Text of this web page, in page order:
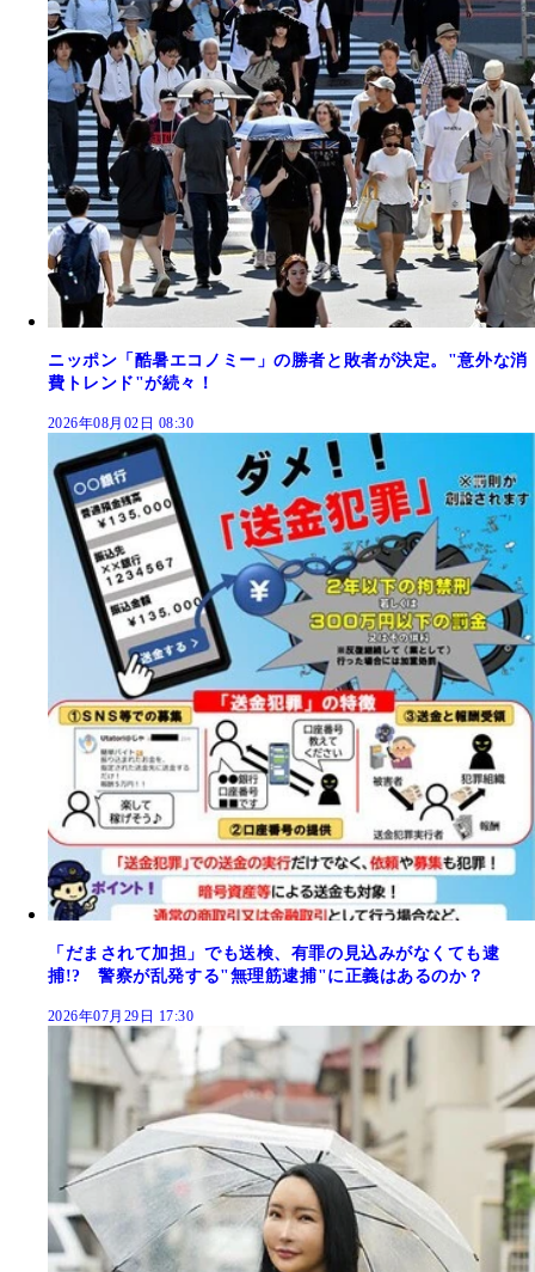
ニッポン「酷暑エコノミー」の勝者と敗者が決定。"意外な消
費トレンド"が続々！
2026年08月02日 08:30
「だまされて加担」でも送検、有罪の見込みがなくても逮
捕!? 警察が乱発する"無理筋逮捕"に正義はあるのか？
2026年07月29日 17:30